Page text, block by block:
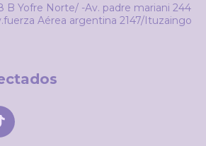
B Yofre Norte/ -Av. padre mariani 244
Aérea argentina 2147/Ituzaingo